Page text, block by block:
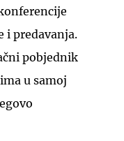
i predavanja.
pobjednik
u samoj